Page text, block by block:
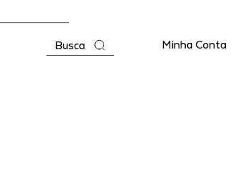
Busca Minha Conta